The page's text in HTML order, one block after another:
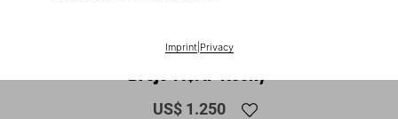
Imprint| Privacy
Ice Cold. Art Edition No. 101–200. Tomo
Brejc ‘A$AP Rocky’
US$ 1.250